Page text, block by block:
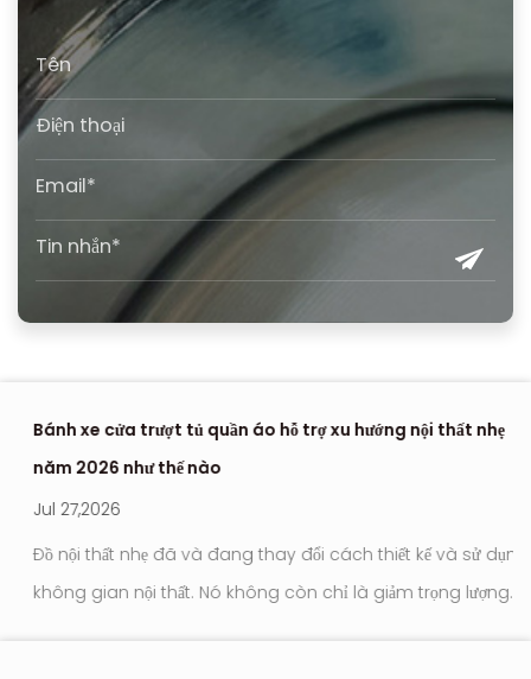
Bánh xe cửa trượt tủ quần áo hỗ trợ xu hướng nội thất nhẹ
năm 2026 như thế nào
Jul 27,2026
Đồ nội thất nhẹ đã và đang thay đổi cách thiết kế và sử dụng
không gian nội thất. Nó không còn chỉ là giảm trọng lượng